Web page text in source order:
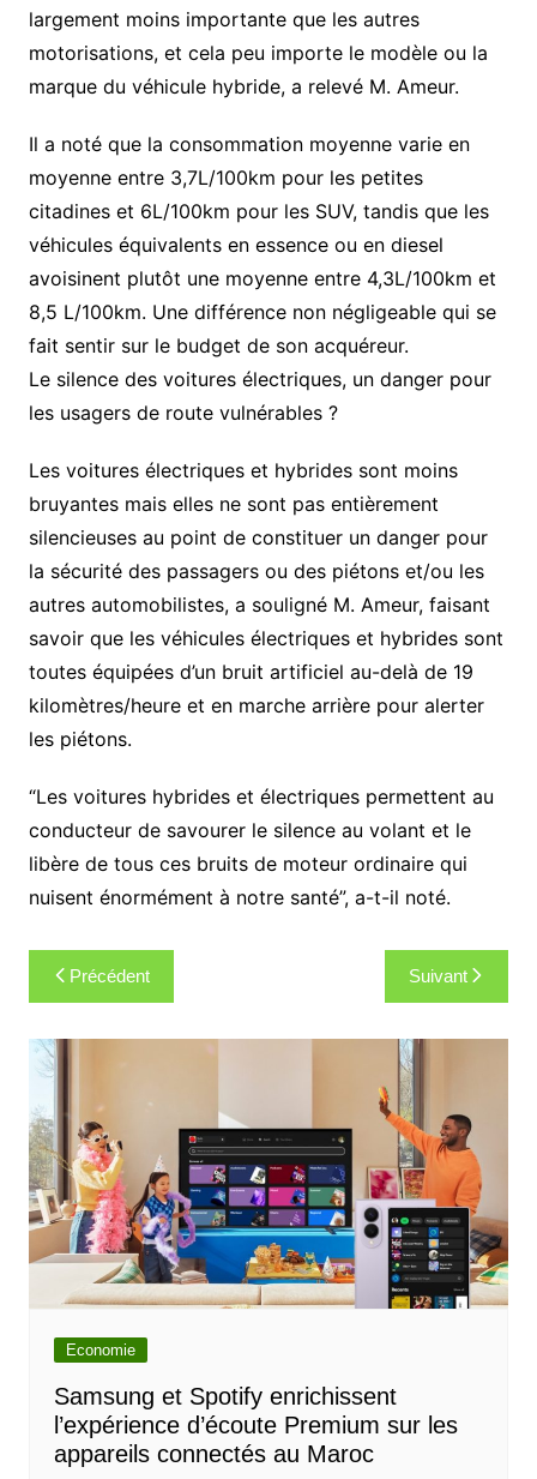
largement moins importante que les autres
motorisations, et cela peu importe le modèle ou la
marque du véhicule hybride, a relevé M. Ameur.
Il a noté que la consommation moyenne varie en
moyenne entre 3,7L/100km pour les petites
citadines et 6L/100km pour les SUV, tandis que les
véhicules équivalents en essence ou en diesel
avoisinent plutôt une moyenne entre 4,3L/100km et
8,5 L/100km. Une différence non négligeable qui se
fait sentir sur le budget de son acquéreur.
Le silence des voitures électriques, un danger pour
les usagers de route vulnérables ?
Les voitures électriques et hybrides sont moins
bruyantes mais elles ne sont pas entièrement
silencieuses au point de constituer un danger pour
la sécurité des passagers ou des piétons et/ou les
autres automobilistes, a souligné M. Ameur, faisant
savoir que les véhicules électriques et hybrides sont
toutes équipées d’un bruit artificiel au-delà de 19
kilomètres/heure et en marche arrière pour alerter
les piétons.
“Les voitures hybrides et électriques permettent au
conducteur de savourer le silence au volant et le
libère de tous ces bruits de moteur ordinaire qui
nuisent énormément à notre santé”, a-t-il noté.
Navigation
de
l’article
Précédent Suivant
Economie
Samsung et Spotify enrichissent
l’expérience d’écoute Premium sur les
appareils connectés au Maroc